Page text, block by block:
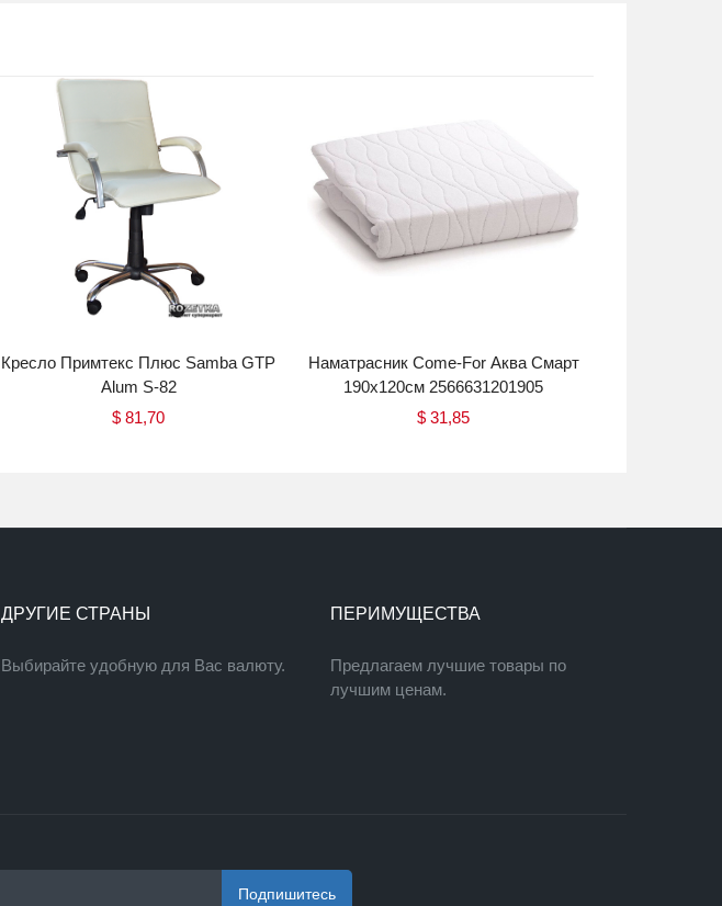
Кресло Примтекс Плюс Samba GTP
Alum S-82
$ 81,70
Наматрасник Come-For Аква Смарт
190x120см 2566631201905
$ 31,85
ДРУГИЕ СТРАНЫ
Выбирайте удобную для Вас валюту.
ПЕРИМУЩЕСТВА
Предлагаем лучшие товары по
лучшим ценам.
Подпишитесь